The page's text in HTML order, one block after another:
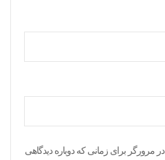
مرورگر برای زمانی که دوباره دیدگاهی